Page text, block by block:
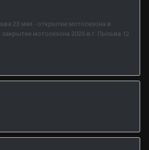
23 мая - открытие мотосезона в
мотосезона 2026 в г. Лысьва 12